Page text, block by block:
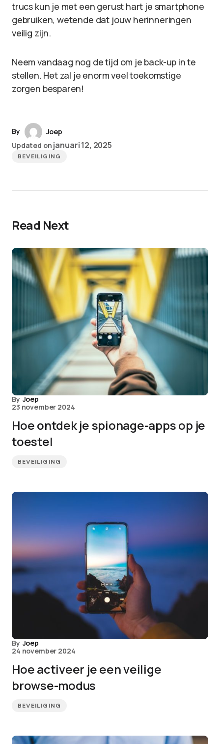
trucs kun je met een gerust hart je smartphone
gebruiken, wetende dat jouw herinneringen
veilig zijn.
Neem vandaag nog de tijd om je back-up in te
stellen. Het zal je enorm veel toekomstige
zorgen besparen!
By
Joep
Updated on januari 12, 2025
BEVEILIGING
Read Next
By Joep
23 november 2024
Hoe ontdek je spionage-apps op je
toestel
BEVEILIGING
By Joep
24 november 2024
Hoe activeer je een veilige
browse-modus
BEVEILIGING